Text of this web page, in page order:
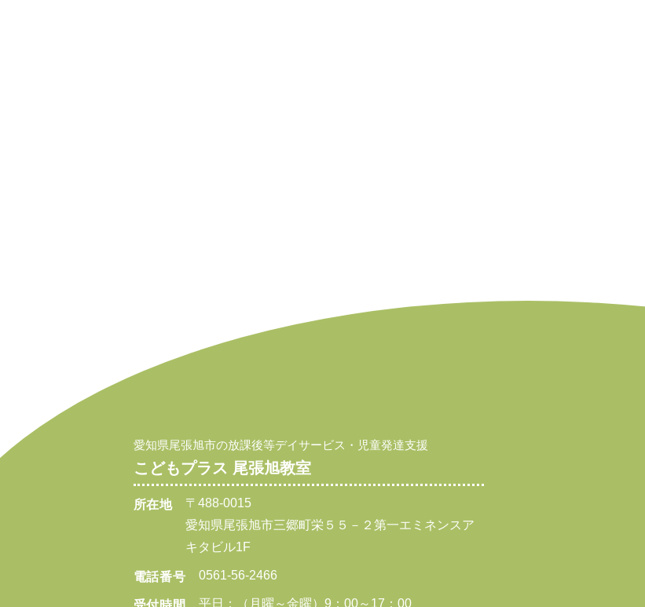
愛知県尾張旭市の放課後等デイサービス・児童発達支援
こどもプラス 尾張旭教室
所在地
〒488-0015
愛知県尾張旭市三郷町栄５５－２第一エミネンスア
キタビル1F
電話番号 0561-56-2466
平日：（月曜～金曜）9：00～17：00